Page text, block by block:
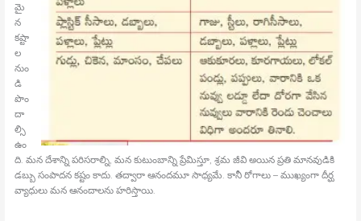
మై
న
కష్టా
ల
నుం
డి
పొం
దా
ల్సి
ఉం
ది. మన దేశాన్ని పరిసరాల్ని, మన కుటుంబాన్ని ప్రేమిస్తూ, శ్రమ జీవి అయిన ప్రతి మానవుడికి
డబ్బు సంపాదన కష్టం కాదు. తద్వారా ఆనందమూ సాధ్యమే. కానీ రోగాలు – ముఖ్యంగా దీర్ఘ
వ్యాధులు మన ఆనందాలను హరిస్తాయి.